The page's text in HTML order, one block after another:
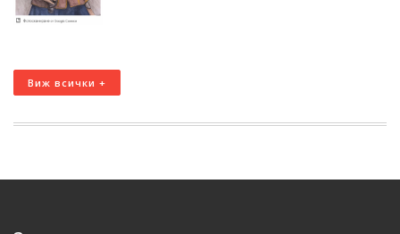
Виж всички +